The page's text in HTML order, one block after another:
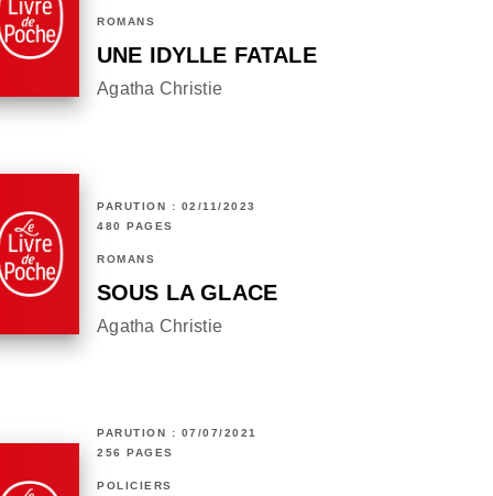
ROMANS
UNE IDYLLE FATALE
Agatha Christie
PARUTION : 02/11/2023
480 PAGES
ROMANS
SOUS LA GLACE
Agatha Christie
PARUTION : 07/07/2021
256 PAGES
POLICIERS